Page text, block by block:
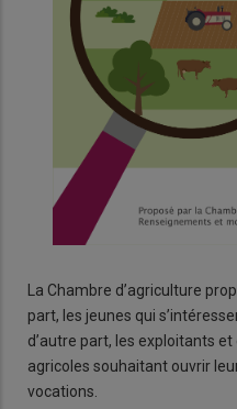
La Chambre d’agriculture
part, les jeunes qui
d’autre part, les exploitants
agricoles souhaitant ouvrir
vocations.